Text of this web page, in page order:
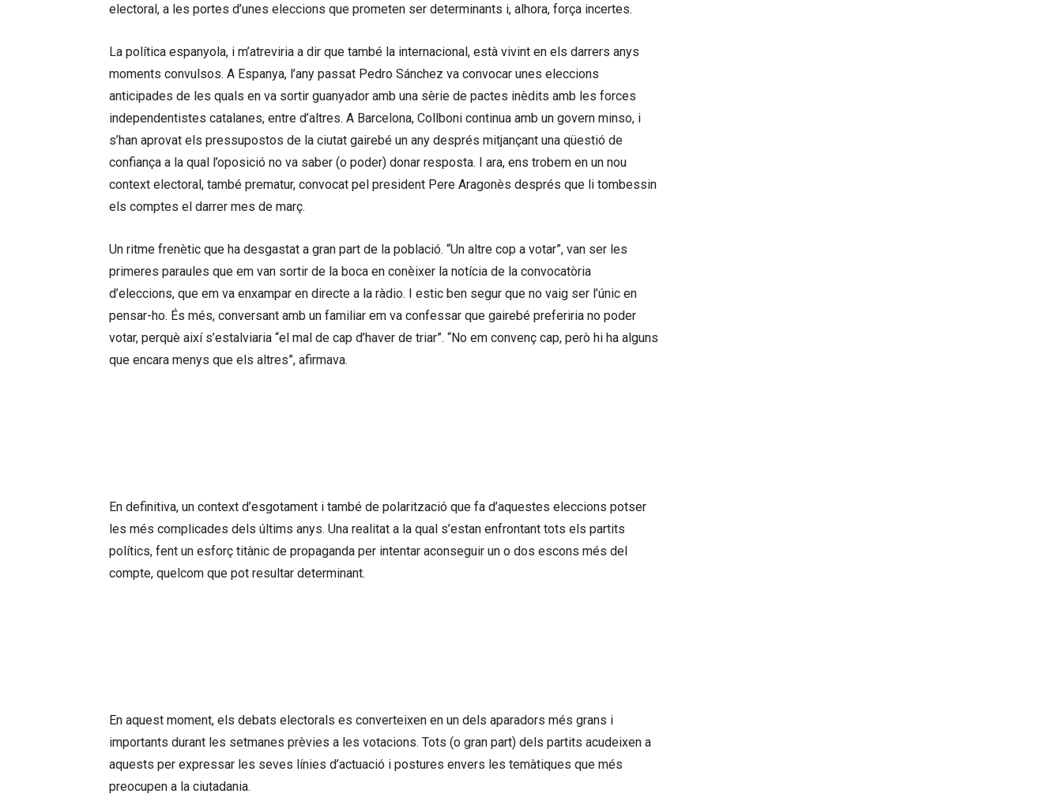
electoral, a les portes d’unes eleccions que prometen ser determinants i, alhora, força incertes.
La política espanyola, i m’atreviria a dir que també la internacional, està vivint en els darrers anys
moments convulsos. A Espanya, l’any passat Pedro Sánchez va convocar unes eleccions
anticipades de les quals en va sortir guanyador amb una sèrie de pactes inèdits amb les forces
independentistes catalanes, entre d’altres. A Barcelona, Collboni continua amb un govern minso, i
s’han aprovat els pressupostos de la ciutat gairebé un any després mitjançant una qüestió de
confiança a la qual l’oposició no va saber (o poder) donar resposta. I ara, ens trobem en un nou
context electoral, també prematur, convocat pel president Pere Aragonès després que li tombessin
els comptes el darrer mes de març.
Un ritme frenètic que ha desgastat a gran part de la població. “Un altre cop a votar”, van ser les
primeres paraules que em van sortir de la boca en conèixer la notícia de la convocatòria
d’eleccions, que em va enxampar en directe a la ràdio. I estic ben segur que no vaig ser l’únic en
pensar-ho. És més, conversant amb un familiar em va confessar que gairebé preferiria no poder
votar, perquè així s’estalviaria “el mal de cap d’haver de triar”. “No em convenç cap, però hi ha alguns
que encara menys que els altres”, afirmava.
En definitiva, un context d’esgotament i també de polarització que fa d’aquestes eleccions potser
les més complicades dels últims anys. Una realitat a la qual s’estan enfrontant tots els partits
polítics, fent un esforç titànic de propaganda per intentar aconseguir un o dos escons més del
compte, quelcom que pot resultar determinant.
En aquest moment, els debats electorals es converteixen en un dels aparadors més grans i
importants durant les setmanes prèvies a les votacions. Tots (o gran part) dels partits acudeixen a
aquests per expressar les seves línies d’actuació i postures envers les temàtiques que més
preocupen a la ciutadania.